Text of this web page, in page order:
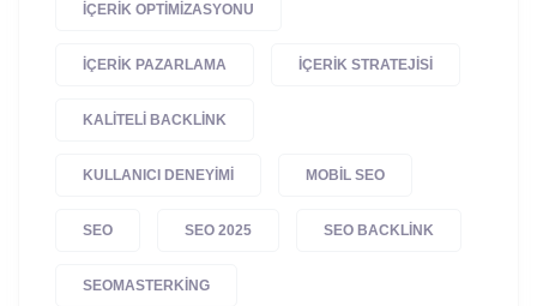
IÇERIK OPTIMIZASYONU
IÇERIK PAZARLAMA IÇERIK STRATEJISI
KALITELI BACKLINK
KULLANICI DENEYIMI MOBIL SEO
SEO SEO 2025 SEO BACKLINK
SEOMASTERKING